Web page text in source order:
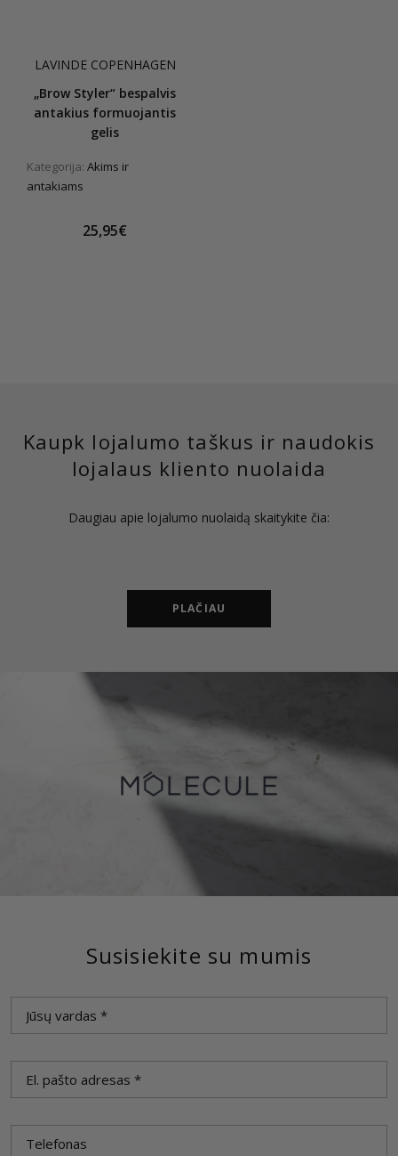
LAVINDE COPENHAGEN
„Brow Styler“ bespalvis
antakius formuojantis
gelis
Kategorija: Akims ir
antakiams
25,95€
Kaupk lojalumo taškus ir naudokis
lojalaus kliento nuolaida
Daugiau apie lojalumo nuolaidą skaitykite čia:
PLAČIAU
Susisiekite su mumis